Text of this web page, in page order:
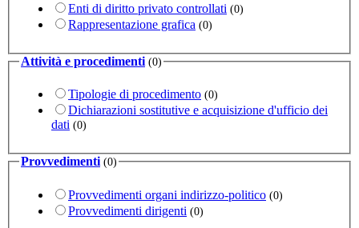
Enti di diritto privato controllati (0)
Rappresentazione grafica (0)
Attività e procedimenti (0)
Tipologie di procedimento (0)
Dichiarazioni sostitutive e acquisizione d'ufficio dei
dati (0)
Provvedimenti (0)
Provvedimenti organi indirizzo-politico (0)
Provvedimenti dirigenti (0)